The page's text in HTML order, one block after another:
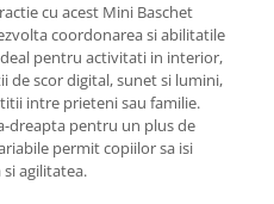
cu acest Mini Baschet
coordonarea si abilitatile
pentru activitati in interior,
de scor digital, sunet si lumini,
intre prieteni sau familie.
dreapta pentru un plus de
permit copiilor sa isi
agilitatea.